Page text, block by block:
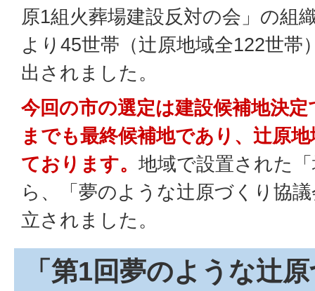
原1組火葬場建設反対の会」の組
より45世帯（辻原地域全122世帯
出されました。
今回の市の選定は建設候補地決
までも最終候補地であり、辻原
ております。 地域で設置された
ら、「夢のような辻原づくり協
立されました。
「第1回夢のような辻